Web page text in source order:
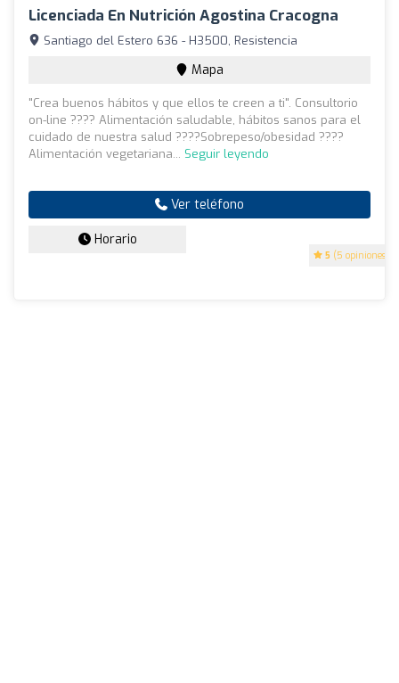
Licenciada En Nutrición Agostina Cracogna
5 (5 opiniones)
Santiago del Estero 636 - H3500, Resistencia
Mapa
"Crea buenos hábitos y que ellos te creen a ti". Consultorio
on-line ???? Alimentación saludable, hábitos sanos para el
cuidado de nuestra salud ????Sobrepeso/obesidad ????
Alimentación vegetariana... Seguir leyendo
Ver teléfono
Horario